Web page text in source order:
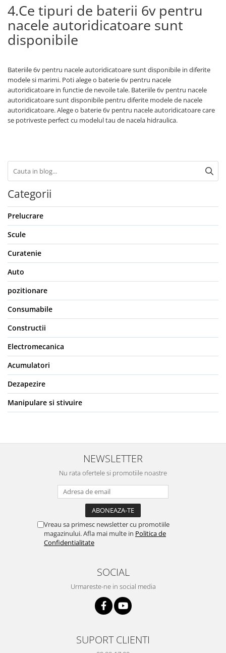
4.Ce tipuri de baterii 6v pentru
nacele autoridicatoare sunt
disponibile
Bateriile 6v pentru nacele autoridicatoare sunt disponibile in diferite
modele si marimi. Poti alege o baterie 6v pentru nacele
autoridicatoare in functie de nevoile tale. Bateriile 6v pentru nacele
autoridicatoare sunt disponibile pentru diferite modele de nacele
autoridicatoare. Alege o baterie 6v pentru nacele autoridicatoare care
se potriveste perfect cu modelul tau de nacela hidraulica.
Categorii
Prelucrare
Scule
Curatenie
Auto
pozitionare
Consumabile
Constructii
Electromecanica
Acumulatori
Dezapezire
Manipulare si stivuire
NEWSLETTER
Nu rata ofertele si promotiile noastre
Vreau sa primesc newsletter cu promotiile
magazinului. Afla mai multe in Politica de
Confidentialitate
SOCIAL
Urmareste-ne in social media
SUPORT CLIENTI